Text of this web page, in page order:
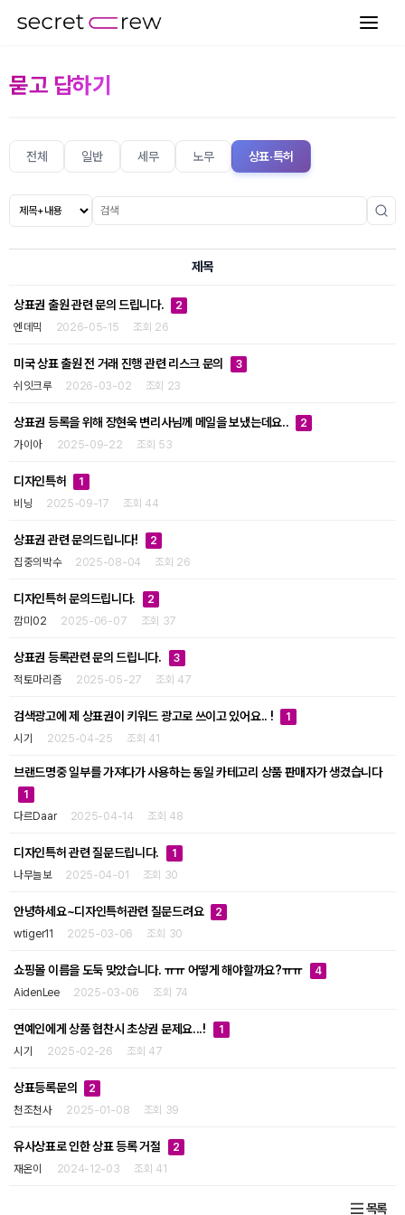
묻고 답하기
전체 일반 세무 노무 상표·특허
제목
상표권 출원 관련 문의 드립니다. 2
엔데믹 2026-05-15 조회 26
미국 상표 출원 전 거래 진행 관련 리스크 문의 3
쉬잇크루 2026-03-02 조회 23
상표권 등록을 위해 장현욱 변리사님께 메일을 보냈는데요.. 2
가이아 2025-09-22 조회 53
디자인특허 1
비닝 2025-09-17 조회 44
상표권 관련 문의드립니다! 2
집중의박수 2025-08-04 조회 26
디자인특허 문의드립니다. 2
깜미02 2025-06-07 조회 37
상표권 등록관련 문의 드립니다. 3
적토마리즘 2025-05-27 조회 47
검색광고에 제 상표권이 키워드 광고로 쓰이고 있어요.. ! 1
시기 2025-04-25 조회 41
브랜드명중 일부를 가져다가 사용하는 동일 카테고리 상품 판매자가 생겼습니다
1
다르Daar 2025-04-14 조회 48
디자인특허 관련 질문드립니다. 1
나무늘보 2025-04-01 조회 30
안녕하세요~디자인특허관련 질문드려요 2
wtiger11 2025-03-06 조회 30
쇼핑몰 이름을 도둑 맞았습니다. ㅠㅠ 어떻게 해야할까요?ㅠㅠ 4
AidenLee 2025-03-06 조회 74
연예인에게 상품 협찬시 초상권 문제요...! 1
시기 2025-02-26 조회 47
상표등록문의 2
천조천사 2025-01-08 조회 39
유사상표로 인한 상표 등록 거절 2
재온이 2024-12-03 조회 41
목록